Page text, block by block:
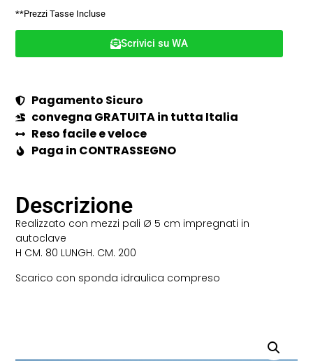
**Prezzi Tasse Incluse
Scrivici su WA
Pagamento Sicuro
convegna GRATUITA in tutta Italia
Reso facile e veloce
Paga in CONTRASSEGNO
Descrizione
Realizzato con mezzi pali Ø 5 cm impregnati in
autoclave
H CM. 80 LUNGH. CM. 200
Scarico con sponda idraulica compreso